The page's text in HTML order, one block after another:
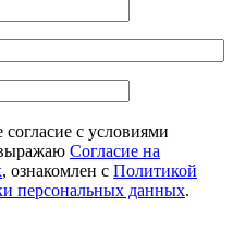
с условиями
Согласие на
, ознакомлен с Политикой
персональных данных.